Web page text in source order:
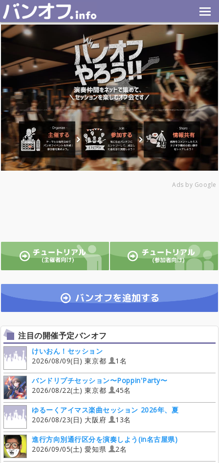
Ads by Google
注目の開催予定バンオフ
けいおん！セッション
2026/08/09(日) 東京都
1名
バンドリプチセッション〜Poppin'Party〜
2026/08/22(土) 東京都
45名
ゆるーくアイマス楽曲セッション 2026年、夏
2026/08/23(日) 大阪府
13名
進行方向別通行区分を演奏しよう(in名古屋県)
2026/09/05(土) 愛知県
2名